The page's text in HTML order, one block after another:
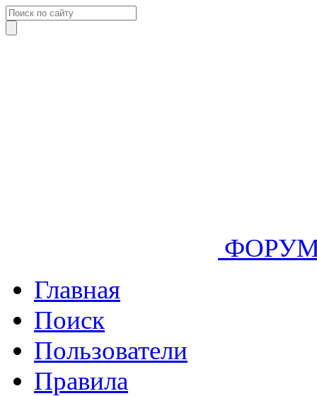
Главная
Поиск
Пользователи
Правила